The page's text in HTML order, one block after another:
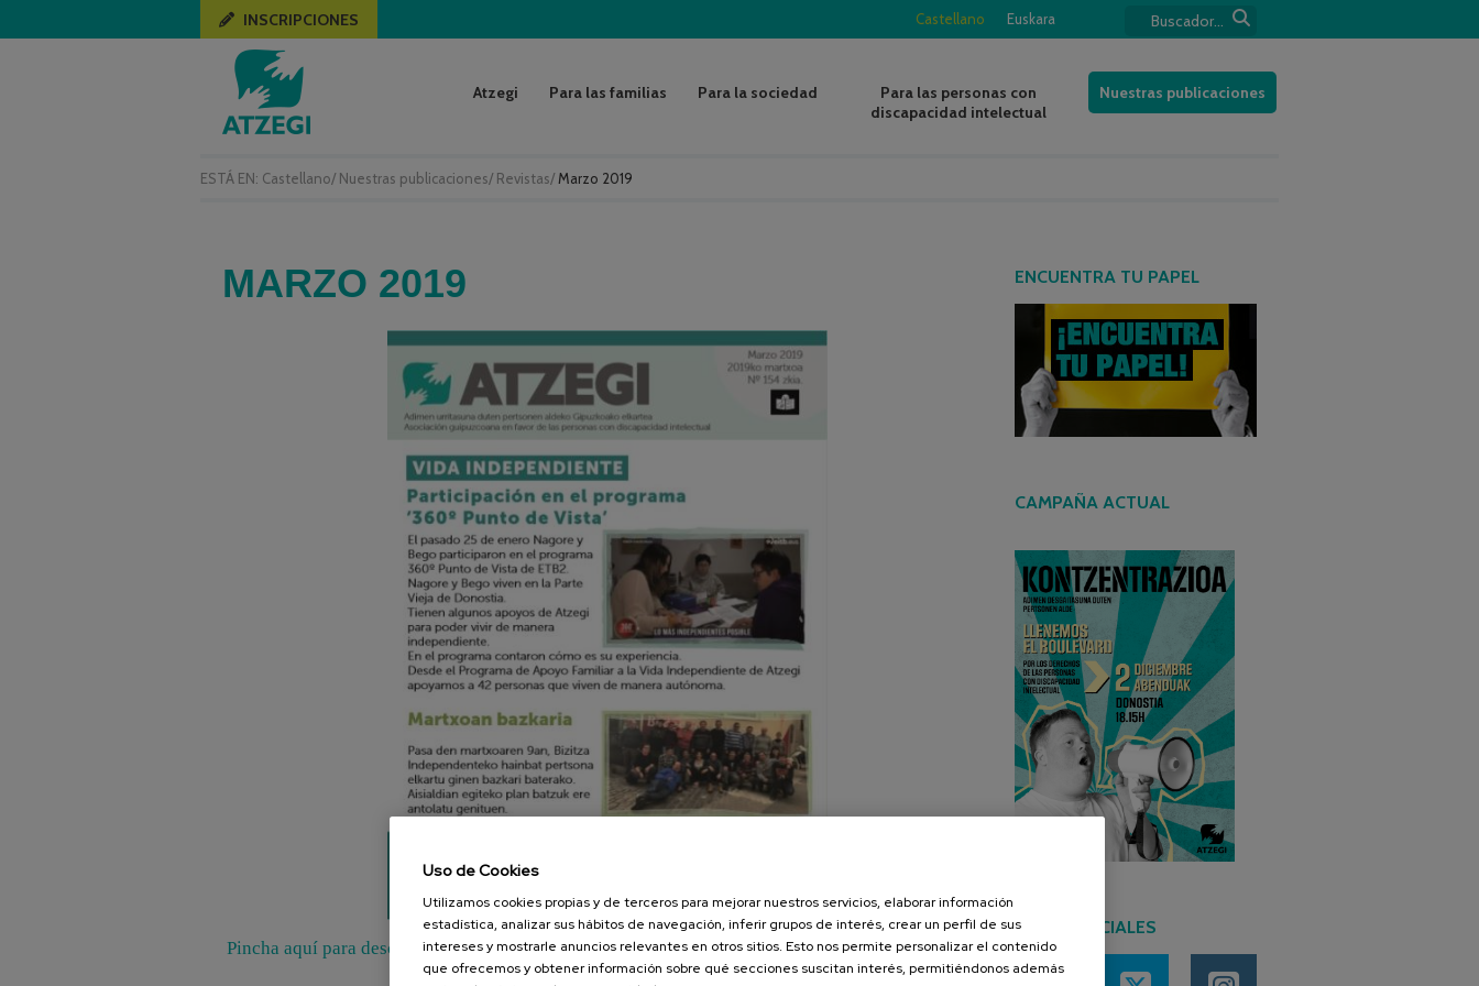
ESTÁ EN: Castellano/ Nuestras publicaciones/ Revistas/ Marzo 2019
Castellano Euskara
INSCRIPCIONES
Atzegi Para las familias Para la sociedad
Para las personas con
discapacidad intelectual
Nuestras publicaciones
MARZO 2019
Pincha aquí para descargar el boletín
ENCUENTRA TU PAPEL
CAMPAÑA ACTUAL
REDES SOCIALES
Uso de Cookies
Utilizamos cookies propias y de terceros para mejorar nuestros servicios, elaborar información
estadística, analizar sus hábitos de navegación, inferir grupos de interés, crear un perfil de sus
intereses y mostrarle anuncios relevantes en otros sitios. Esto nos permite personalizar el contenido
que ofrecemos y obtener información sobre qué secciones suscitan interés, permitiéndonos además